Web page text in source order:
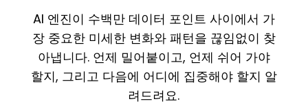
AI 엔진이 수백만 데이터 포인트 사이에서 가
장 중요한 미세한 변화와 패턴을 끊임없이 찾
아냅니다. 언제 밀어붙이고, 언제 쉬어 가야
할지, 그리고 다음에 어디에 집중해야 할지 알
려드려요.